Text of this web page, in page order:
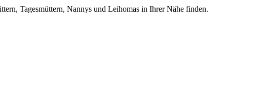
Tagesmüttern, Nannys und Leihomas in Ihrer Nähe finden.